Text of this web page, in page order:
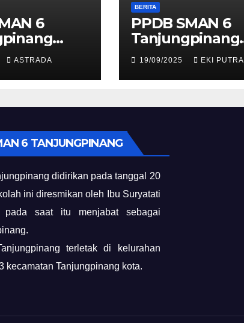
6
ASTRADA
BERITA
PPDB SMAN 6
Tanjungpinang
2023/2024
19/09/2025 EKI PUTRA
6 TANJUNGPINANG
didirikan pada tanggal 20
ini diresmikan oleh Ibu Suryatati
saat itu menjabat sebagai
terletak di kelurahan
kecamatan Tanjungpinang kota.